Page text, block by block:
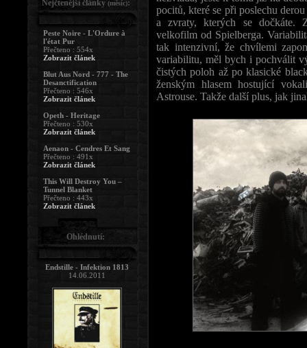
pocitů, které se při poslechu
a zvraty, kterých se dočkáte.
velkofilm od Spielberga.
tak intenzivní, že chvílemi
variabilitu, měl bych i pochválit
čistých poloh až po klasické
ženským hlasem hostující
Astrouse. Takže další plus, jak
Nejčtenější články (měsíc):
Peste Noire - L'Ordure à
l'état Pur
Přečteno : 554x
Zobrazit článek
Blut Aus Nord - 777 - The
Desanctification
Přečteno : 546x
Zobrazit článek
Opeth - Heritage
Přečteno : 530x
Zobrazit článek
Aenaon - Cendres Et Sang
Přečteno : 491x
Zobrazit článek
This Will Destroy You –
Tunnel Blanket
Přečteno : 443x
Zobrazit článek
Ohlédnutí:
Endstille - Infektion 1813
14.06.2011